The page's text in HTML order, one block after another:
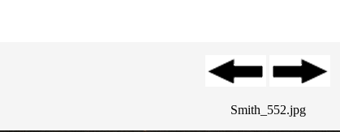
Smith_552.jpg